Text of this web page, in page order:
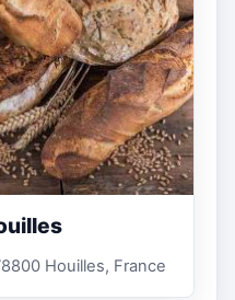
Houilles, France